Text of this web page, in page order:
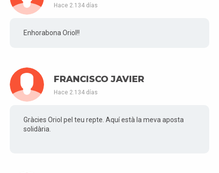
Hace 2.134 días
Enhorabona Oriol!!
FRANCISCO JAVIER
Hace 2.134 días
Gràcies Oriol pel teu repte. Aquí està la meva aposta
solidària.